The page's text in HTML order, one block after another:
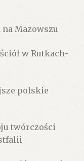
Mazowszu
w Rutkach-
polskie
twórczości